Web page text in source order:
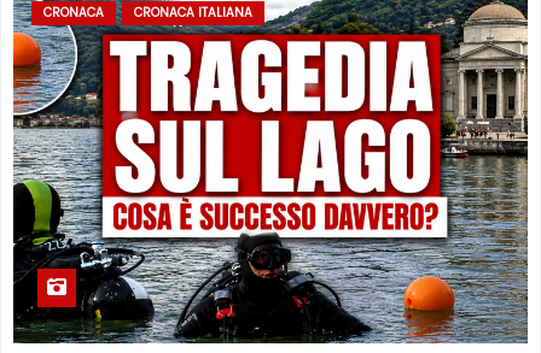
CRONACA CRONACA ITALIANA